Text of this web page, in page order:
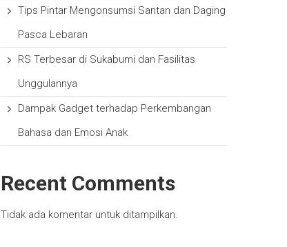
Tips Pintar Mengonsumsi Santan dan Daging
Pasca Lebaran
RS Terbesar di Sukabumi dan Fasilitas
Unggulannya
Dampak Gadget terhadap Perkembangan
Bahasa dan Emosi Anak
Recent Comments
Tidak ada komentar untuk ditampilkan.